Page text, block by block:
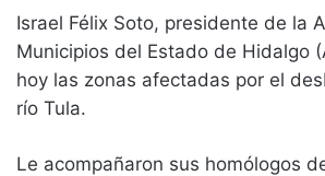
Israel Félix Soto, presidente de la
Municipios del Estado de Hidalgo
hoy las zonas afectadas por el
río Tula.
Le acompañaron sus homólogos